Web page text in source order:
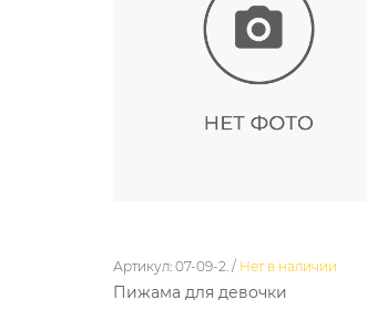
Артикул: 07-09-2. / Нет в наличии
Пижама для девочки